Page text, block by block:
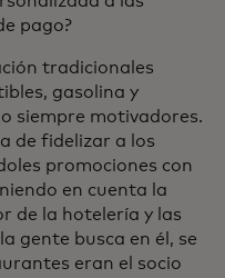
pago?
tradicionales
gasolina y
siempre motivadores.
de fidelizar a los
promociones con
en cuenta la
de la hotelería y las
gente busca en él, se
eran el socio